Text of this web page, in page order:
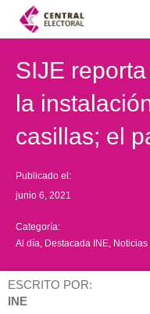
SIJE
la
casillas; el
Publicado el:
junio 6, 2021
Categoría:
Al día Destacada INE Noticias
ESCRITO POR:
INE